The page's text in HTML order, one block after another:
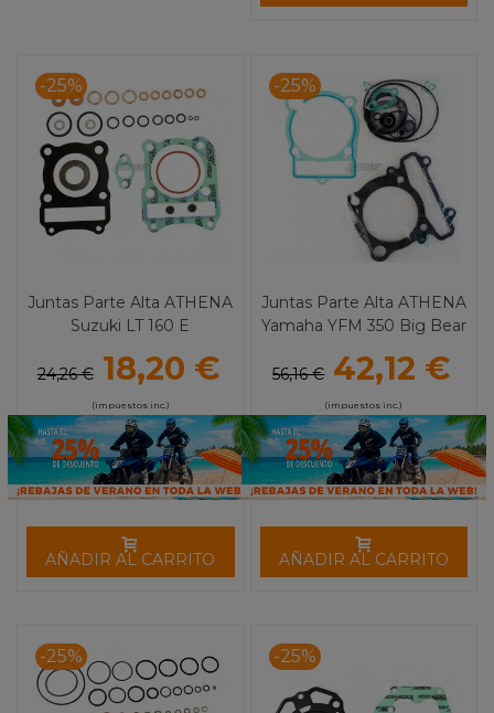
-25%
Juntas Parte Alta ATHENA
Suzuki LT 160 E
24,26 € 18,20 €
(impuestos inc.)
AÑADIR AL CARRITO
-25%
Juntas Parte Alta ATHENA
Yamaha YFM 350 Big Bear
56,16 € 42,12 €
(impuestos inc.)
AÑADIR AL CARRITO
-25% -25%